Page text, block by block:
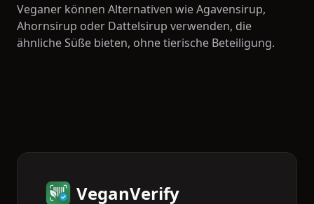
Veganer können Alternativen wie Agavensirup,
Ahornsirup oder Dattelsirup verwenden, die
ähnliche Süße bieten, ohne tierische Beteiligung.
VeganVerify